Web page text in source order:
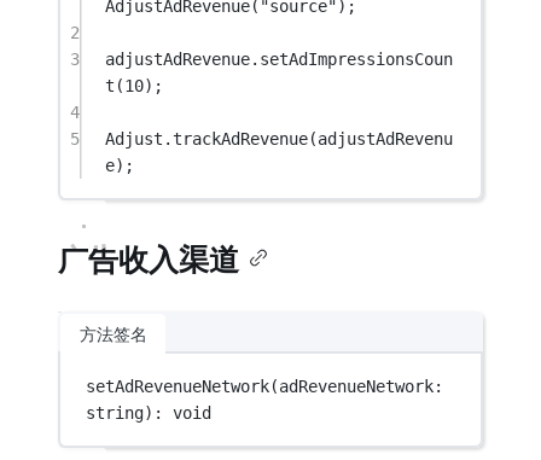
AdjustAdRevenue( "source");
2
3
adjustAdRevenue. setAdImpressionsCoun
t (10);
4
5
Adjust.trackAdRevenue(adjustAdRevenu
e);
广告收入渠道
方法签名
setAdRevenueNetwork(adRevenueNetwork:
string): void